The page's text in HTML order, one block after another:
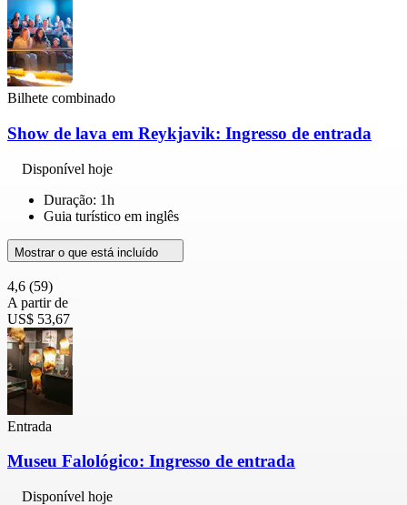
Bilhete combinado
Show de lava em Reykjavik: Ingresso de entrada
Disponível hoje
Duração: 1h
Guia turístico em inglês
Mostrar o que está incluído
4,6 (59)
A partir de
US$ 53,67
Entrada
Museu Falológico: Ingresso de entrada
Disponível hoje